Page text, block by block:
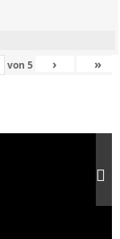
von 5 › »